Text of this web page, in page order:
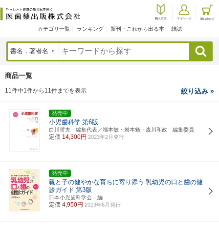
カテゴリ一覧 ランキング 新刊・これから出る本 雑誌
検索
商品一覧
11件中1件から11件までを表示 絞り込み »
発売中
小児歯科学 第6版
白川哲夫 編集代表／福本敏・岩本勉・森川和政 編集委員
定価 14,300円 2023年2月発行
発売中
親と子の健やかな育ちに寄り添う 乳幼児の口と歯の健
診ガイド 第3版
日本小児歯科学会 編
定価 4,950円 2019年6月発行